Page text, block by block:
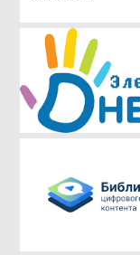
Даю согласие
Продолжая
и версия
Браузер; какие